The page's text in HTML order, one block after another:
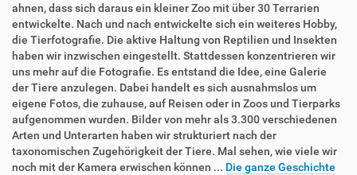
ahnen, dass sich daraus ein kleiner Zoo mit über 30 Terrarien
entwickelte. Nach und nach entwickelte sich ein weiteres Hobby,
die Tierfotografie. Die aktive Haltung von Reptilien und Insekten
haben wir inzwischen eingestellt. Stattdessen konzentrieren wir
uns mehr auf die Fotografie. Es entstand die Idee, eine Galerie
der Tiere anzulegen. Dabei handelt es sich ausnahmslos um
eigene Fotos, die zuhause, auf Reisen oder in Zoos und Tierparks
aufgenommen wurden. Bilder von mehr als 3.300 verschiedenen
Arten und Unterarten haben wir strukturiert nach der
taxonomischen Zugehörigkeit der Tiere. Mal sehen, wie viele wir
noch mit der Kamera erwischen können ... Die ganze Geschichte